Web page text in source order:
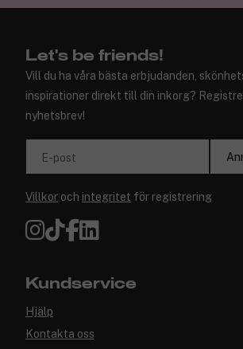
Let's be friends!
Vill du ha våra bästa erbjudanden,
inspirationer direkt till din inkorg?
nyhetsbrev!
E-post
Villkor och integritet för registrering
Kundservice
Hjälp
Kontakta oss